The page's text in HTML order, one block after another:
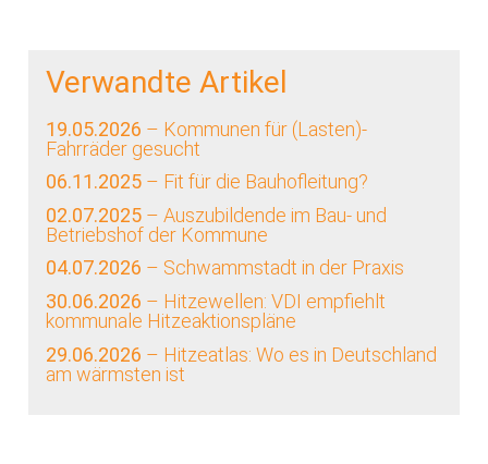
Verwandte Artikel
19.05.2026 – Kommunen für (Lasten)-
Fahrräder gesucht
06.11.2025 – Fit für die Bauhofleitung?
02.07.2025 – Auszubildende im Bau- und
Betriebshof der Kommune
04.07.2026 – Schwammstadt in der Praxis
30.06.2026 – Hitzewellen: VDI empfiehlt
kommunale Hitzeaktionspläne
29.06.2026 – Hitzeatlas: Wo es in Deutschland
am wärmsten ist